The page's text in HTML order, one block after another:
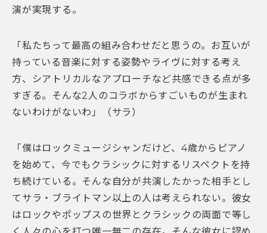
演が実現する。
「私たちって最高の組み合わせだと思うの。お互いが
持っている音楽に対する姿勢やライヴに対する考え
方、シアトリカルなアプローチなど共感できる点が多
すぎる。そんな2人のコラボからすごいものが生まれ
ないわけがないわ」（サラ）
「僕はロックミュージシャンだけど、4歳からピアノ
を始めて、今でもクラシックに対するリスペクトを持
ち続けている。そんな自分が共演したかった相手とし
てサラ・ブライトマン以上の人は考えられない。彼女
はロックやポップスの世界とクラシックの両面で等し